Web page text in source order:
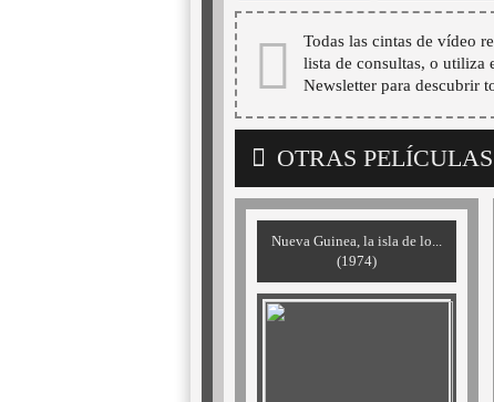
Todas las cintas de vídeo
lista de consultas, o utiliza
Newsletter para descubrir
OTRAS
Nueva Guinea, la isla de lo...
(1974)